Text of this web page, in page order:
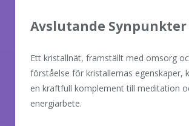
Avslutande Synpunkter
Ett kristallnät, framställt med omsorg
förståelse för kristallernas egenskaper,
en kraftfull komplement till meditation
energiarbete.